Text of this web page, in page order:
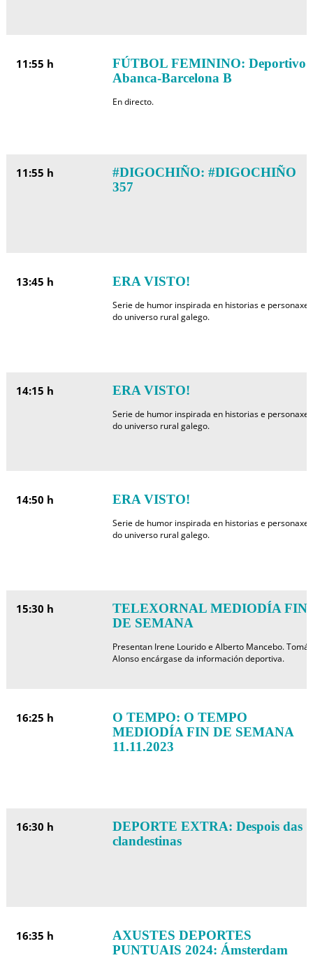
11:55 h
FÚTBOL FEMININO: Deportivo
Abanca-Barcelona B
En directo.
11:55 h
#DIGOCHIÑO: #DIGOCHIÑO
357
13:45 h ERA VISTO!
Serie de humor inspirada en historias e personaxes
do universo rural galego.
14:15 h ERA VISTO!
Serie de humor inspirada en historias e personaxes
do universo rural galego.
14:50 h ERA VISTO!
Serie de humor inspirada en historias e personaxes
do universo rural galego.
15:30 h
TELEXORNAL MEDIODÍA FIN
DE SEMANA
Presentan Irene Lourido e Alberto Mancebo. Tomás
Alonso encárgase da información deportiva.
16:25 h
O TEMPO: O TEMPO
MEDIODÍA FIN DE SEMANA
11.11.2023
16:30 h
DEPORTE EXTRA: Despois das
clandestinas
16:35 h
AXUSTES DEPORTES
PUNTUAIS 2024: Ámsterdam